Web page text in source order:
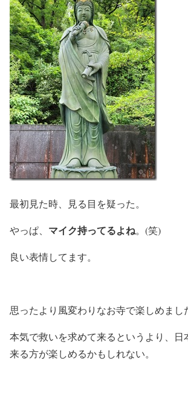
最初見た時、見る目を疑った。
やっぱ、 マイク持ってるよね。(笑)
良い表情してます。
思ったより風変わりなお寺で楽しめまし
本気で救いを求めて来るというより、日
来る方が楽しめるかもしれない。